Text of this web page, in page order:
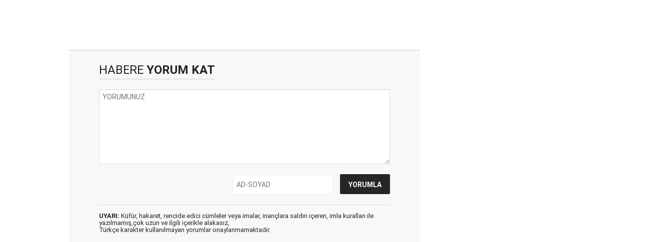
HABERE YORUM KAT
UYARI: Küfür, hakaret, rencide edici cümleler veya imalar, inançlara saldırı içeren, imla kuralları ile
yazılmamış,çok uzun ve ilgili içerikle alakasız,
Türkçe karakter kullanılmayan yorumlar onaylanmamaktadır.